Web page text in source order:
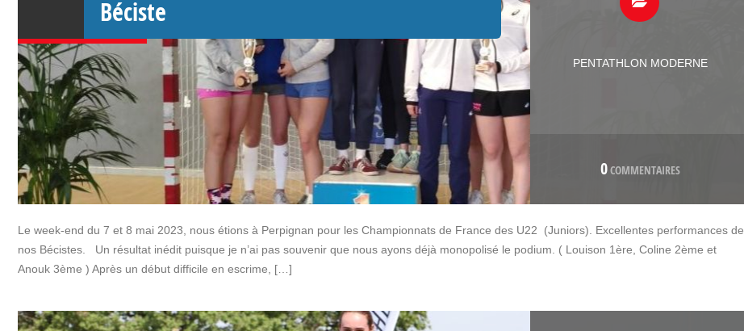
Béciste
PENTATHLON MODERNE
0COMMENTAIRES
Le week-end du 7 et 8 mai 2023, nous étions à Perpignan pour les Championnats de France des U22 (Juniors). Excellentes performances de
nos Bécistes. Un résultat inédit puisque je n’ai pas souvenir que nous ayons déjà monopolisé le podium. ( Louison 1ère, Coline 2ème et
Anouk 3ème ) Après un début difficile en escrime, […]